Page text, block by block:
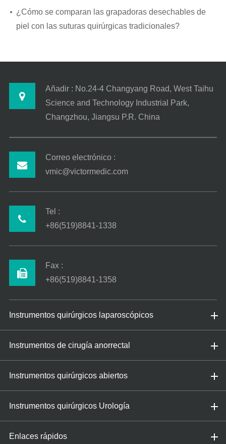
¿Cómo se comparan las grapadoras desechables de
piel con las suturas quirúrgicas tradicionales?
Añadir : No.24-4 Changyang Road, West Taihu
Science and Technology Industrial Park,
Changzhou, Jiangsu P.R. China
Correo electrónico :
vmic@victormedic.com
Tel :
+86(519)8841-1338
Fax :
+86(519)8841-1358
Instrumentos quirúrgicos laparoscópicos
Instrumentos de cirugía anorrectal
Instrumentos quirúrgicos abiertos
Instrumentos quirúrgicos Urología
Enlaces rápidos